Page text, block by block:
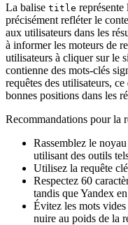
La balise title
précisément refléter le
aux utilisateurs dans les
à informer les moteurs de
utilisateurs à cliquer sur le
contienne des mots-clés
requêtes des utilisateurs,
bonnes positions dans les
Recommandations pour la
Rassemblez le
utilisant des outils
Utilisez la requête
Respectez 60
tandis que Yandex
Évitez les mots
nuire au poids de la